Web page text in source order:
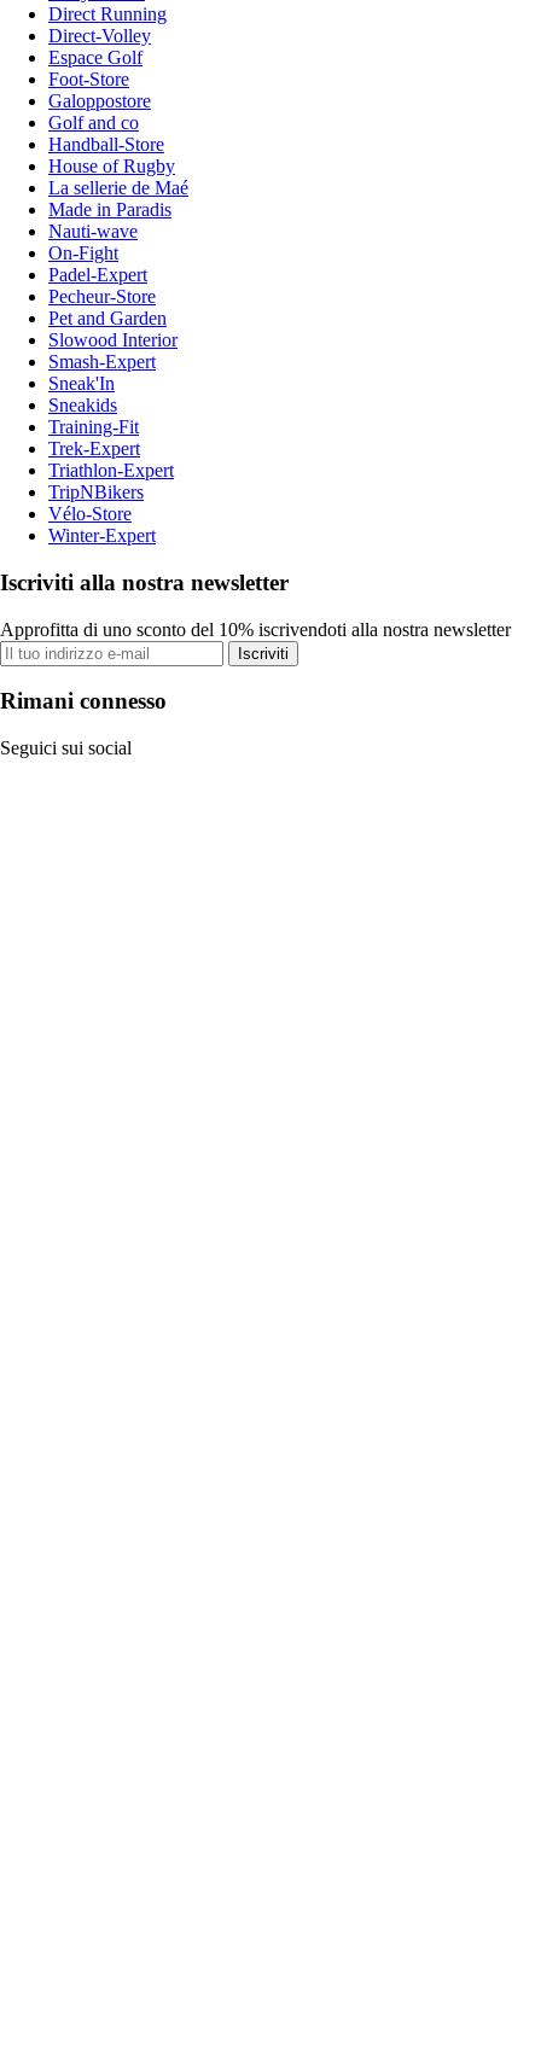
Direct Running
Direct-Volley
Espace Golf
Foot-Store
Galoppostore
Golf and co
Handball-Store
House of Rugby
La sellerie de Maé
Made in Paradis
Nauti-wave
On-Fight
Padel-Expert
Pecheur-Store
Pet and Garden
Slowood Interior
Smash-Expert
Sneak'In
Sneakids
Training-Fit
Trek-Expert
Triathlon-Expert
TripNBikers
Vélo-Store
Winter-Expert
Iscriviti alla nostra newsletter
Approfitta di uno sconto del 10% iscrivendoti alla nostra newsletter
Iscriviti
Rimani connesso
Seguici sui social